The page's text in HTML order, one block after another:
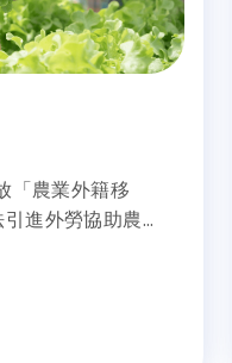
「農業外籍移
進外勞協助農
擴大適用產業